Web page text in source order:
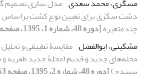
دشت سگزی برای تعیین نوع کشت
چندمتغیره[دوره 48، شماره 1، 1395، صفحه 141-157]
مشکینی، ابوالفضل مقایسۀ تطبیقی و
محله‌های جدید و قدیم (محلۀ جدید ظفریه